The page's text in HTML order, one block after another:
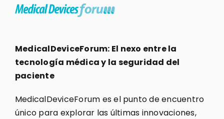
MedicalDeviceForum: El nexo entre la
tecnología médica y la seguridad del
paciente
MedicalDeviceForum es el punto de encuentro
único para explorar las últimas innovaciones,